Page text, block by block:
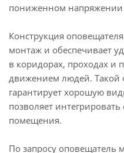
пониженном напряжении
Конструкция
монтаж и обеспечивает
в коридорах, проходах
движением людей. Такой
гарантирует хорошую
позволяет
помещения.
По запросу оповещатель